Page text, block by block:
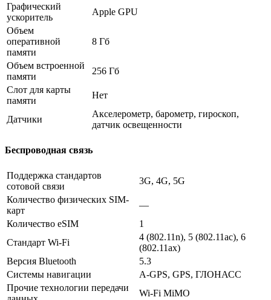
Графический
ускоритель
Apple GPU
Объем
оперативной
памяти
8 Гб
Объем встроенной
памяти
256 Гб
Слот для карты
памяти
Нет
Датчики
Акселерометр, барометр, гироскоп,
датчик освещенности
Беспроводная связь
Поддержка стандартов
сотовой связи
3G, 4G, 5G
Количество физических SIM-
карт
—
Количество eSIM
1
Стандарт Wi-Fi
4 (802.11n), 5 (802.11ac), 6
(802.11ax)
Версия Bluetooth
5.3
Системы навигации
A-GPS, GPS, ГЛОНАСС
Прочие технологии передачи
Wi-Fi MiMO